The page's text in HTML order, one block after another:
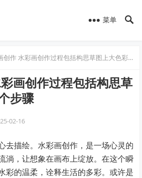
菜单
作 水彩画创作过程包括构思草图上大色彩三个步骤
画创作过程包括构思草
步骤
02-16
去描绘。水彩画创作，是一场心灵的
淌，让想象在画布上绽放。在这个瞬
彩的温柔，诠释生活的多彩。或许是